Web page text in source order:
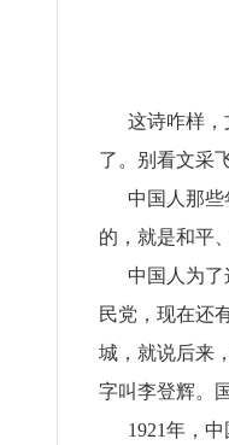
这诗咋样，
了。别看文采
中国人那些
的，就是和平
中国人为了
民党，现在还
城，就说后来
字叫李登辉。
1921年，中